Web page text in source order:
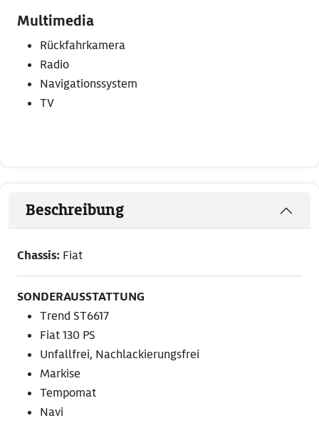
Multimedia
Rückfahrkamera
Radio
Navigationssystem
TV
Beschreibung
Chassis: Fiat
SONDERAUSSTATTUNG
Trend ST6617
Fiat 130 PS
Unfallfrei, Nachlackierungsfrei
Markise
Tempomat
Navi